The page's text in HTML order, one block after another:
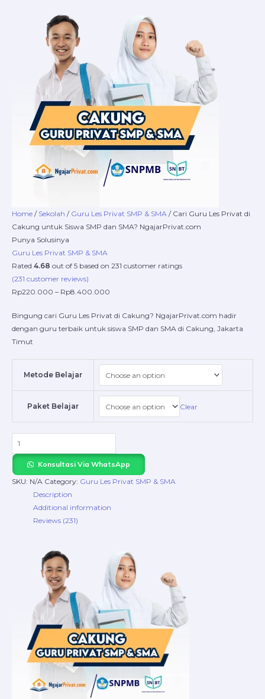
Home / Sekolah / Guru Les Privat SMP & SMA / Cari Guru Les Privat di
Cakung untuk Siswa SMP dan SMA? NgajarPrivat.com
Punya Solusinya
Guru Les Privat SMP & SMA
Rated 4.68 out of 5 based on 231 customer ratings
(231 customer reviews)
Rp220.000 – Rp8.400.000
Rp220.000
through
Rp8.400.000
Bingung cari Guru Les Privat di Cakung? NgajarPrivat.com hadir
dengan guru terbaik untuk siswa SMP dan SMA di Cakung, Jakarta
Timut
Metode Belajar
Paket Belajar Clear
NgajarPrivat.com
Punya Solusinya
quantity
Konsultasi Via WhatsApp
SKU: N/A Category: Guru Les Privat SMP & SMA
Description
Additional information
Reviews (231)